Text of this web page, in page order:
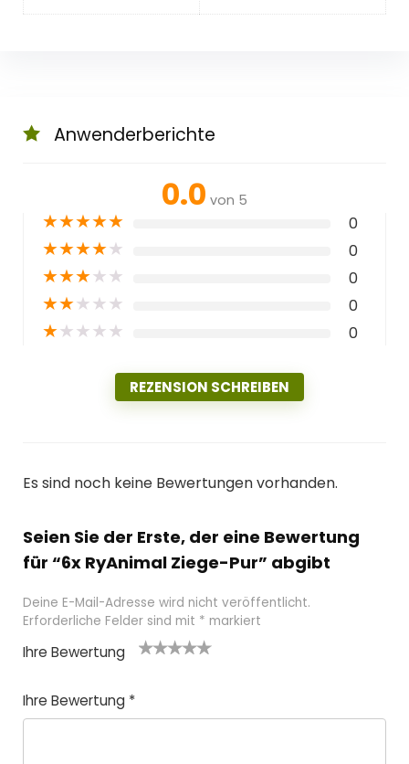
Anwenderberichte
0.0 von 5
★★★★★ 0
★★★★★ 0
★★★★★ 0
★★★★★ 0
★★★★★ 0
REZENSION SCHREIBEN
Es sind noch keine Bewertungen vorhanden.
Seien Sie der Erste, der eine Bewertung
für “6x RyAnimal Ziege-Pur” abgibt
Deine E-Mail-Adresse wird nicht veröffentlicht.
Erforderliche Felder sind mit * markiert
Ihre Bewertung
o
5 St
nen
en
Ihre Bewertung *